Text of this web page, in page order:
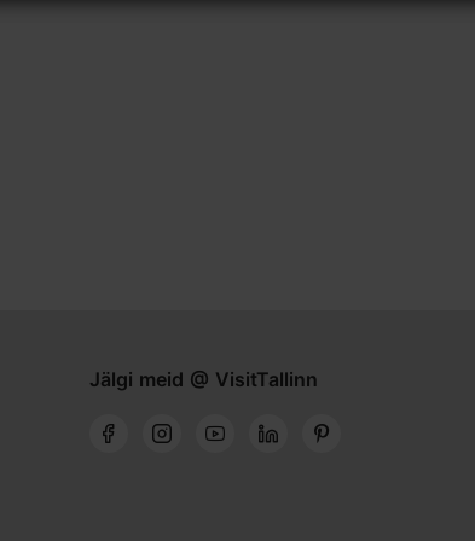
Jälgi meid @ VisitTallinn